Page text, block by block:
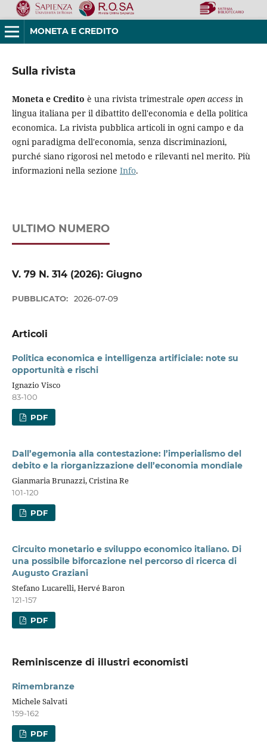
MONETA E CREDITO
Sulla rivista
Moneta e Credito è una rivista trimestrale open access in
lingua italiana per il dibattito dell'economia e della politica
economica. La rivista pubblica articoli in ogni campo e da
ogni paradigma dell'economia, senza discriminazioni,
purché siano rigorosi nel metodo e rilevanti nel merito. Più
informazioni nella sezione Info.
ULTIMO NUMERO
V. 79 N. 314 (2026): Giugno
PUBBLICATO: 2026-07-09
Articoli
Politica economica e intelligenza artificiale: note su
opportunità e rischi
Ignazio Visco
83-100
PDF
Dall’egemonia alla contestazione: l’imperialismo del
debito e la riorganizzazione dell’economia mondiale
Gianmaria Brunazzi, Cristina Re
101-120
PDF
Circuito monetario e sviluppo economico italiano. Di
una possibile biforcazione nel percorso di ricerca di
Augusto Graziani
Stefano Lucarelli, Hervé Baron
121-157
PDF
Reminiscenze di illustri economisti
Rimembranze
Michele Salvati
159-162
PDF